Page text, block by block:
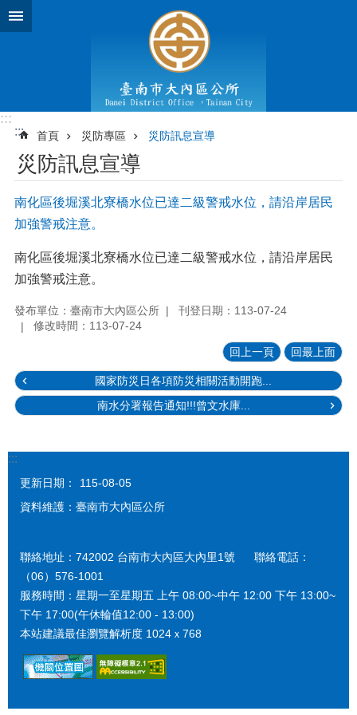
跳到主要內容區塊
:::
:::
首頁 災防專區 災防訊息宣導
災防訊息宣導
南化區後堀溪北寮橋水位已達二級警戒水位，請沿岸居民
加強警戒注意。
南化區後堀溪北寮橋水位已達二級警戒水位，請沿岸居民
加強警戒注意。
發布單位：臺南市大內區公所
刊登日期：113-07-24
修改時間：113-07-24
回上一頁 回最上面
國家防災日各項防災相關活動開跑...
南水分署報告通知!!!曾文水庫...
:::
更新日期：
115-08-05
資料維護：臺南市大內區公所
聯絡地址：742002 台南市大內區大內里1號 聯絡電話：
（06）576-1001
服務時間：星期一至星期五 上午 08:00~中午 12:00 下午 13:00~
下午 17:00(午休輪值12:00 - 13:00)
本站建議最佳瀏覽解析度 1024ｘ768